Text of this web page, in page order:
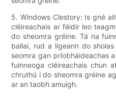
5. Windows Clestory: Is gné
cléireachais ar féidir leo
do sheomra gréine. Tá na
ballaí, rud a ligeann do
seomra gan príobháideachas
fuinneoga cléireachais chun
chruthú i do sheomra gréine
ar an taobh amuigh.